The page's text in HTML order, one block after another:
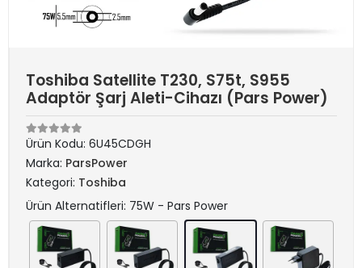
Toshiba Satellite T230, S75t, S955
Adaptör Şarj Aleti-Cihazı (Pars Power)
Ürün Kodu: 6U45CDGH
Marka: ParsPower
Kategori: Toshiba
Ürün Alternatifleri: 75W - Pars Power